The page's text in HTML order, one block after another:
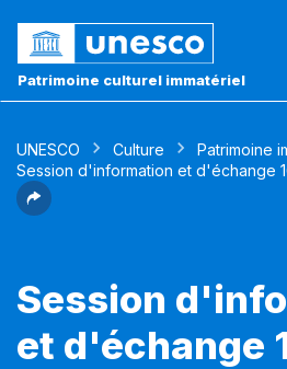
Patrimoine culturel immatériel
UNESCO Culture
Patrimoine
Session d'information et d'échange
Session
et d'échange